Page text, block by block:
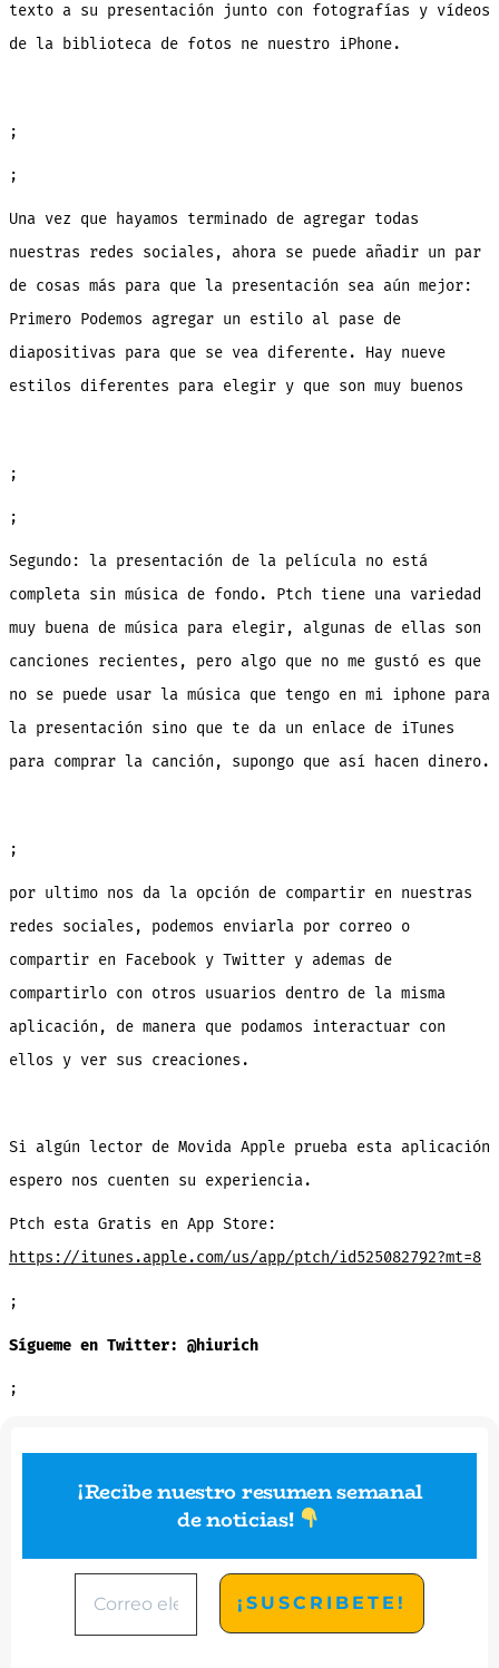
texto a su presentación junto con fotografías y vídeos
de la biblioteca de fotos ne nuestro iPhone.
;
;
Una vez que hayamos terminado de agregar todas
nuestras redes sociales, ahora se puede añadir un par
de cosas más para que la presentación sea aún mejor:
Primero Podemos agregar un estilo al pase de
diapositivas para que se vea diferente. Hay nueve
estilos diferentes para elegir y que son muy buenos
;
;
Segundo: la presentación de la película no está
completa sin música de fondo. Ptch tiene una variedad
muy buena de música para elegir, algunas de ellas son
canciones recientes, pero algo que no me gustó es que
no se puede usar la música que tengo en mi iphone para
la presentación sino que te da un enlace de iTunes
para comprar la canción, supongo que así hacen dinero.
;
por ultimo nos da la opción de compartir en nuestras
redes sociales, podemos enviarla por correo o
compartir en Facebook y Twitter y ademas de
compartirlo con otros usuarios dentro de la misma
aplicación, de manera que podamos interactuar con
ellos y ver sus creaciones.
Si algún lector de Movida Apple prueba esta aplicación
espero nos cuenten su experiencia.
Ptch esta Gratis en App Store:
https://itunes.apple.com/us/app/ptch/id525082792?mt=8
;
Sígueme en Twitter: @hiurich
;
¡Recibe nuestro resumen semanal
de noticias!